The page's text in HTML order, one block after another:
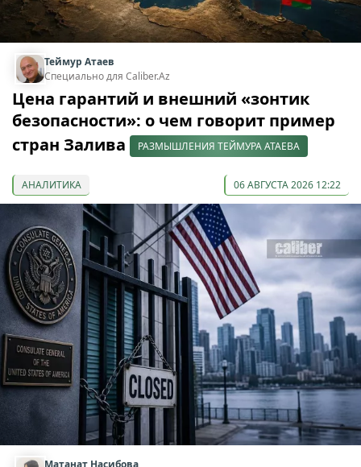
Теймур Атаев
Специально для Caliber.Az
Цена гарантий и внешний «зонтик
безопасности»: о чем говорит пример
стран Залива
РАЗМЫШЛЕНИЯ ТЕЙМУРА АТАЕВА
АНАЛИТИКА 06 АВГУСТА 2026 12:22
Матанат Насибова